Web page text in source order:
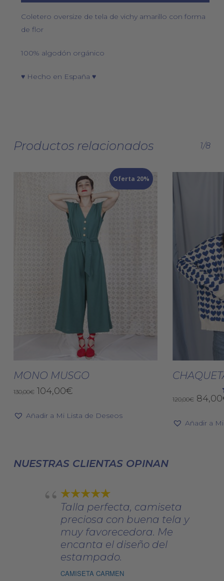
Coletero oversize de tela de vichy amarillo con forma
de flor
100% algodón orgánico
♥ Hecho en España ♥
Productos relacionados 1/8
Oferta 20%
Seleccionar Opciones
producto
tiene
variantes.
opciones
elegir
página
de
producto
MONO MUSGO
130,00€ El
original
104,00€El
actual
Añadir a Mi Lista de Deseos
120,00€ El
84,00
Añadir a
NUESTRAS CLIENTAS OPINAN
Talla perfecta, camiseta
preciosa con buena tela y
muy favorecedora. Me
encanta el diseño del
estampado.
CAMISETA CARMEN